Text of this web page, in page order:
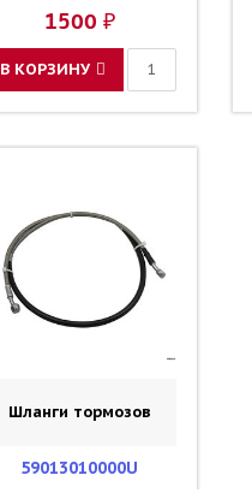
1500 ₽
В КОРЗИНУ
Шланги тормозов
59013010000U